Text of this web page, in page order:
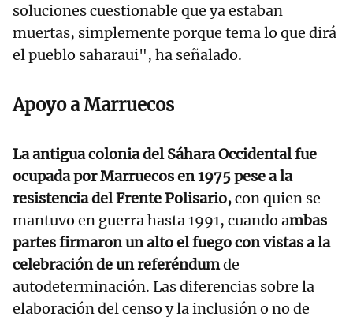
soluciones cuestionable que ya estaban
muertas, simplemente porque tema lo que dirá
el pueblo saharaui", ha señalado.
Apoyo a Marruecos
La antigua colonia del Sáhara Occidental fue
ocupada por Marruecos en 1975 pese a la
resistencia del Frente Polisario,con quien se
mantuvo en guerra hasta 1991, cuando ambas
partes firmaron un alto el fuego con vistas a la
celebración de un referéndumde
autodeterminación. Las diferencias sobre la
elaboración del censo y la inclusión o no de